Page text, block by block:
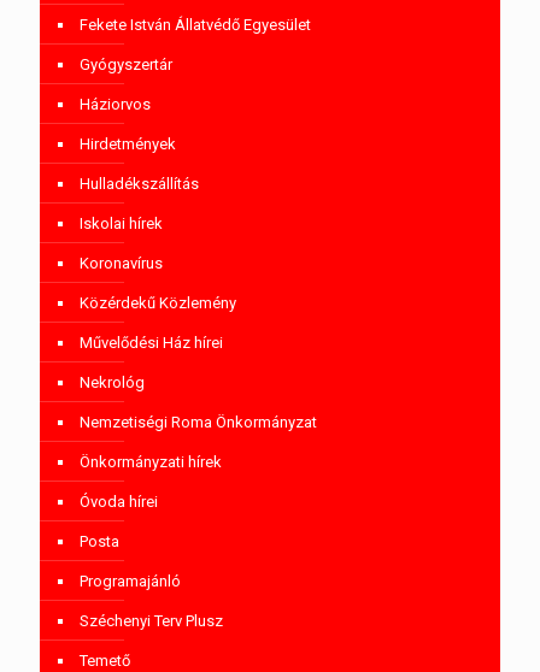
Fekete István Állatvédő Egyesület
Gyógyszertár
Háziorvos
Hirdetmények
Hulladékszállítás
Iskolai hírek
Koronavírus
Közérdekű Közlemény
Művelődési Ház hírei
Nekrológ
Nemzetiségi Roma Önkormányzat
Önkormányzati hírek
Óvoda hírei
Posta
Programajánló
Széchenyi Terv Plusz
Temető